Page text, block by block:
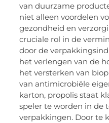
van duurzame
niet alleen voordelen
gezondheid en
cruciale rol in de
door de
het verlengen van de
het versterken van
van antimicrobiële
karton, propolis staat
speler te worden in de
verpakkingen. Door te